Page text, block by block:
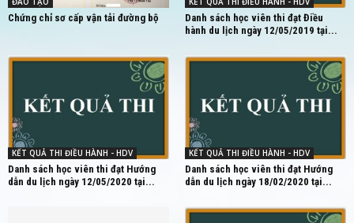
Chứng chỉ sơ cấp vận tải đường bộ
Danh sách học viên thi đạt Điều
hành du lịch ngày 12/05/2019 tại...
KẾT QUẢ THI ĐIỀU HÀNH - HDV
Danh sách học viên thi đạt Hướng
dẫn du lịch ngày 12/05/2020 tại...
KẾT QUẢ THI ĐIỀU HÀNH - HDV
Danh sách học viên thi đạt Hướng
dẫn du lịch ngày 18/02/2020 tại...